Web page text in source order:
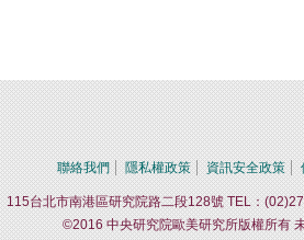
聯絡我們 隱私權政策 資訊安全政策
115台北市南港區研究院路二段128號 TEL：
©2016 中央研究院歐美研究所版權所有